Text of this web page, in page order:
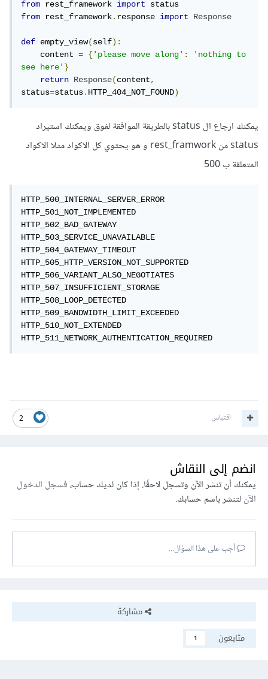
from rest_framework import
from rest_framework.response import Response
def empty_view(self):
    content
= {'please move along':
'nothing to
see here'}
return
Response(content,
status=status.HTTP_404_NOT_FOUND)
يمكنك ارجاع ال status بالطريقة الموافقة لفوق ويمكنك استيراد
status من rest_framwork و هو يحتوي كل الاكواد مثلا الاكواد
المتعلقة ب 500
HTTP_500_INTERNAL_SERVER_ERROR
HTTP_501_NOT_IMPLEMENTED
HTTP_502_BAD_GATEWAY
HTTP_503_SERVICE_UNAVAILABLE
HTTP_504_GATEWAY_TIMEOUT
HTTP_505_HTTP_VERSION_NOT_SUPPORTED
HTTP_506_VARIANT_ALSO_NEGOTIATES
HTTP_507_INSUFFICIENT_STORAGE
HTTP_508_LOOP_DETECTED
HTTP_509_BANDWIDTH_LIMIT_EXCEEDED
HTTP_510_NOT_EXTENDED
HTTP_511_NETWORK_AUTHENTICATION_REQUIRED
2 اقتباس
انضم إلى النقاش
يمكنك أن تنشر الآن وتسجل لاحقًا. إذا كان لديك حساب،فسجل الدخول
الآنلتنشر باسم حسابك.
أجب على هذا السؤال...
مشاركة
متابعون
1